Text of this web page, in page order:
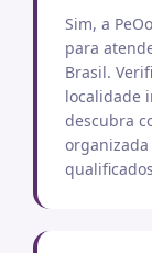
Sim, a
para
Brasil.
localidade
descubra
organizada